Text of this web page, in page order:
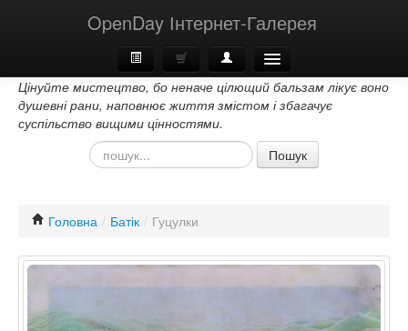
OpenDay Інтернет-Галерея
Головна
Про Нас
Цінуйте мистецтво, бо неначе цілющий бальзам лікує воно
душевні рани, наповнює життя змістом і збагачує
суспільство вищими цінностями.
Пошук
Головна / Батік / Гуцулки